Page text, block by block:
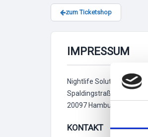
zum Ticketshop
IMPRESSUM
Nightlife Solutions GmbH
Spaldingstraße 210 (7. OG)
20097 Hamburg
KONTAKT